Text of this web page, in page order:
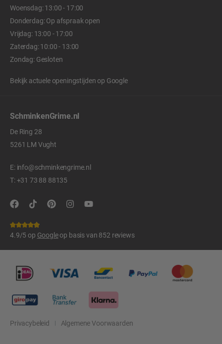
Woensdag: 13:00 - 17:00
Donderdag: Op afspraak open
Vrijdag: 13:00 - 17:00
Zaterdag: 10:00 - 13:00
Zondag: Gesloten
Bekijk actuele openingstijden op Google
SchminkenGrime.nl
De Ring 28
5261 LM Vught
E: info@schminkengrime.nl
T:+31 73 88 88135
4.9/5 op Googleop basis van 852 reviews
Privacybeleid Algemene Voorwaarden